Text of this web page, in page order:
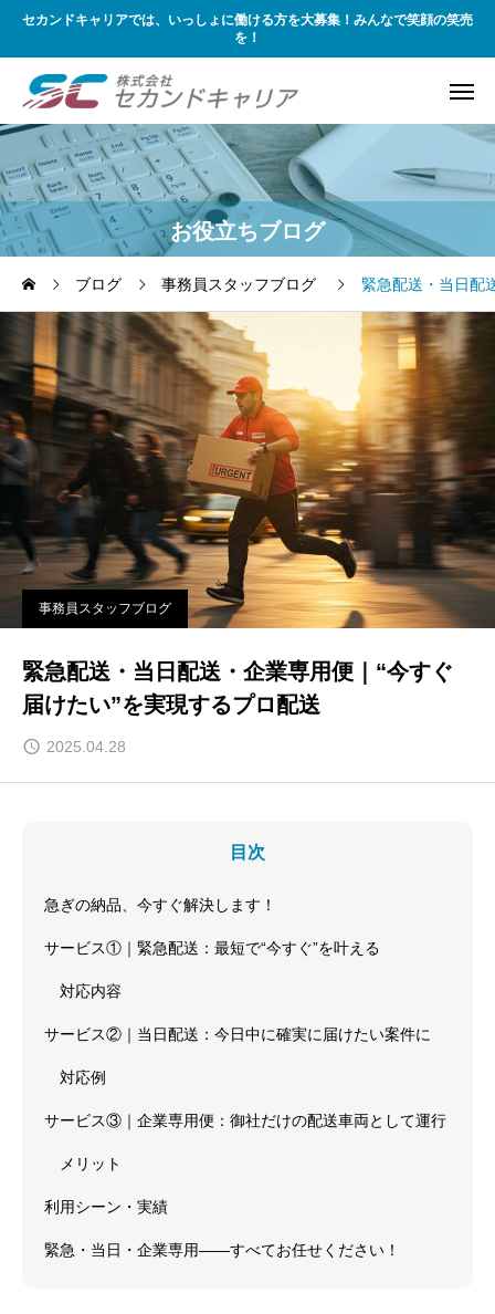
セカンドキャリアでは、いっしょに働ける方を大募集！みんなで笑顔の笑売
を！
お役立ちブログ
ブログ 事務員スタッフブログ 緊急配送・当日配
事務員スタッフブログ
緊急配送・当日配送・企業専用便｜“今すぐ
届けたい”を実現するプロ配送
2025.04.28
目次
急ぎの納品、今すぐ解決します！
サービス①｜緊急配送：最短で“今すぐ”を叶える
対応内容
サービス②｜当日配送：今日中に確実に届けたい案件に
対応例
サービス③｜企業専用便：御社だけの配送車両として運行
メリット
利用シーン・実績
緊急・当日・企業専用——すべてお任せください！